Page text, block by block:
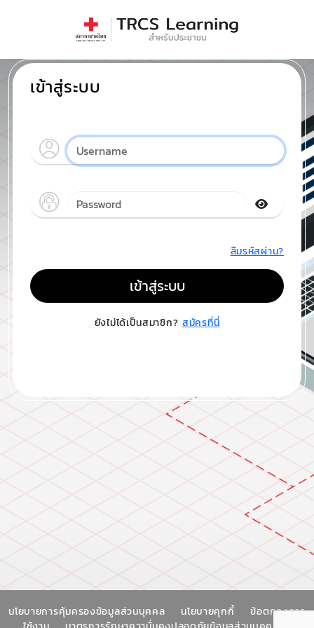
เข้าสู่ระบบ
ลืมรหัสผ่าน?
เข้าสู่ระบบ
ยังไม่ได้เป็นสมาชิก? สมัครที่นี่
นโยบายการคุ้มครองข้อมูลส่วนบุคคล นโยบายคุกกี้
ข้อตกลงการ